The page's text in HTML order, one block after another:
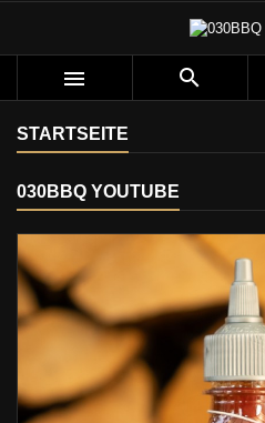
 
STARTSEITE
030BBQ YOUTUBE